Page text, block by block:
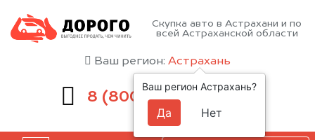
Скупка авто в Астрахани и по
всей Астраханской области
Ваш регион: Астрахань
8 (800)551-81-15
Ваш регион Астрахань?
Да Нет